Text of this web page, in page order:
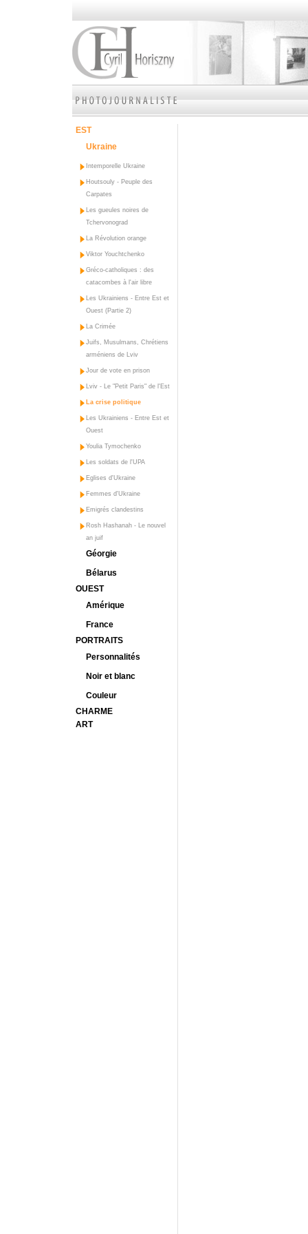
EST
Ukraine
Intemporelle Ukraine
Houtsouly - Peuple des
Carpates
Les gueules noires de
Tchervonograd
La Révolution orange
Viktor Youchtchenko
Gréco-catholiques : des
catacombes à l'air libre
Les Ukrainiens - Entre Est et
Ouest (Partie 2)
La Crimée
Juifs, Musulmans, Chrétiens
arméniens de Lviv
Jour de vote en prison
Lviv - Le "Petit Paris" de l'Est
La crise politique
Les Ukrainiens - Entre Est et
Ouest
Youlia Tymochenko
Les soldats de l'UPA
Eglises d'Ukraine
Femmes d'Ukraine
Emigrés clandestins
Rosh Hashanah - Le nouvel
an juif
Géorgie
Bélarus
OUEST
Amérique
France
PORTRAITS
Personnalités
Noir et blanc
Couleur
CHARME
ART